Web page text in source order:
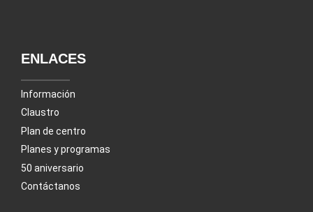
ENLACES
Información
Claustro
Plan de centro
Planes y programas
50 aniversario
Contáctanos